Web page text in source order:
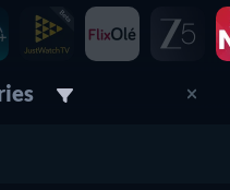
y eliminando
sensación de que ya viste
línea de tiempo de
al día y ya no te
añadido.